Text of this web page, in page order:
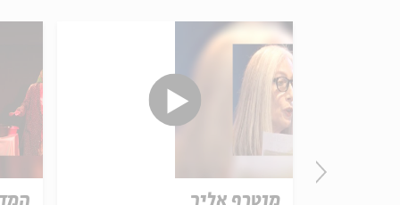
מוטרף אליך